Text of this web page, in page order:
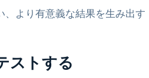
、より有意義な結果を生み出す
ストする